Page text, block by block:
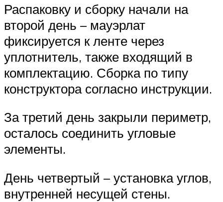
Распаковку и сборку начали на
второй день – мауэрлат
фиксируется к ленте через
уплотнитель, также входящий в
комплектацию. Сборка по типу
конструктора согласно инструкции.
За третий день закрыли периметр,
осталось соединить угловые
элементы.
День четвертый – установка углов,
внутренней несущей стены.